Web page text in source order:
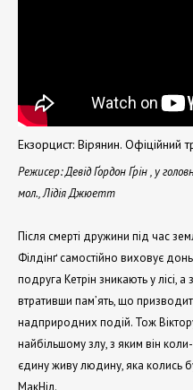
Екзорцист: Вірянин. Офіційний
Режисер: Девід Ґордон Ґрін , у
мол., Лідія Джюетт
Після смерті дружини під час
Філдінґ самостійно виховує
подруга Кетрін зникають у лісі,
втративши пам’ять, що
надприродних подій. Тож
найбільшому злу, з яким він
єдину живу людину, яка колись
МакНіл.